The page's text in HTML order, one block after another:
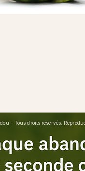
- Tous droits réservés.